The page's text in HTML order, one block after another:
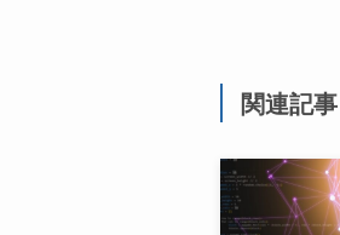
関連記事